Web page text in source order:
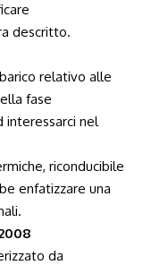
descritto.
relativo alle
fase
interessarci nel
riconducibile
enfatizzare una
da